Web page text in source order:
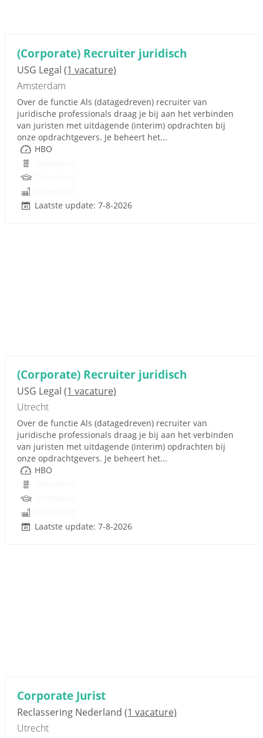
(Corporate) Recruiter juridisch
USG Legal (1 vacature)
Amsterdam
Over de functie Als (datagedreven) recruiter van
juridische professionals draag je bij aan het verbinden
van juristen met uitdagende (interim) opdrachten bij
onze opdrachtgevers. Je beheert het...
HBO
Laatste update: 7-8-2026
(Corporate) Recruiter juridisch
USG Legal (1 vacature)
Utrecht
Over de functie Als (datagedreven) recruiter van
juridische professionals draag je bij aan het verbinden
van juristen met uitdagende (interim) opdrachten bij
onze opdrachtgevers. Je beheert het...
HBO
Laatste update: 7-8-2026
Corporate Jurist
Reclassering Nederland (1 vacature)
Utrecht